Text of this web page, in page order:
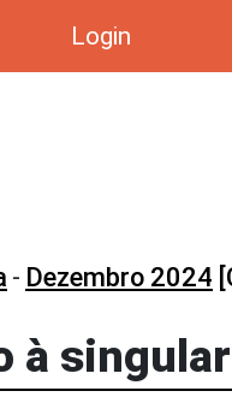
Login
- Dezembro 2024
à